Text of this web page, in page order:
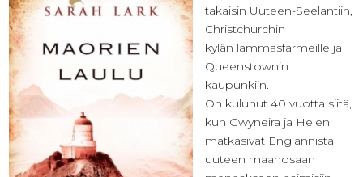
takaisin Uuteen-Seelantiin,
Christchurchin
kylän lammasfarmeille ja
Queenstownin
kaupunkiin.
On kulunut 40 vuotta siitä,
kun Gwyneira ja Helen
matkasivat Englannista
uuteen maanosaan